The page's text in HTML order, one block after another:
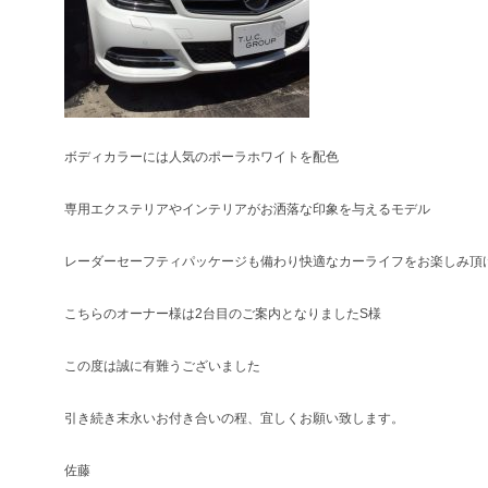
ボディカラーには人気のポーラホワイトを配色
専用エクステリアやインテリアがお洒落な印象を与えるモデル
レーダーセーフティパッケージも備わり快適なカーライフをお楽しみ頂
こちらのオーナー様は2台目のご案内となりましたS様
この度は誠に有難うございました
引き続き末永いお付き合いの程、宜しくお願い致します。
佐藤